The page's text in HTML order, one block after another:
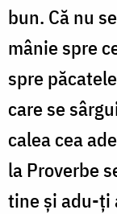
bun. Că nu
mânie spre
spre
care se
calea cea
la Proverbe
tine şi adu-ţi